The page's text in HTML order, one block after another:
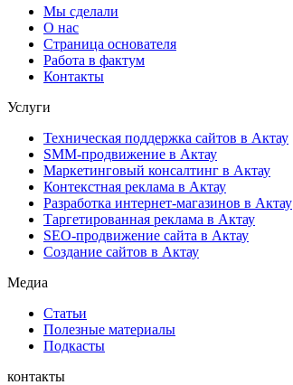
Мы сделали
О нас
Страница основателя
Работа в фактум
Контакты
Услуги
Техническая поддержка сайтов в Актау
SMM-продвижение в Актау
Маркетинговый консалтинг в Актау
Контекстная реклама в Актау
Разработка интернет-магазинов в Актау
Таргетированная реклама в Актау
SEO-продвижение сайта в Актау
Создание сайтов в Актау
Медиа
Статьи
Полезные материалы
Подкасты
контакты